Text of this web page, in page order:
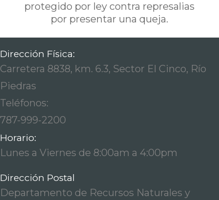
protegido por ley contra represalias
por presentar una queja.
Dirección Física:
Carretera 8838, km. 6.3, Sector El Cinco, Río
Piedras
Teléfonos:
787-999-2200
Horario:
Lunes a Viernes de 8:00am a 4:00pm
Dirección Postal
Departamento de Recursos Naturales y